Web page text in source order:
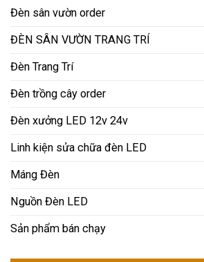
Đèn sân vườn order
ĐÈN SÂN VƯỜN TRANG TRÍ
Đèn Trang Trí
Đèn trồng cây order
Đèn xưởng LED 12v 24v
Linh kiện sửa chữa đèn LED
Máng Đèn
Nguồn Đèn LED
Sản phẩm bán chạy